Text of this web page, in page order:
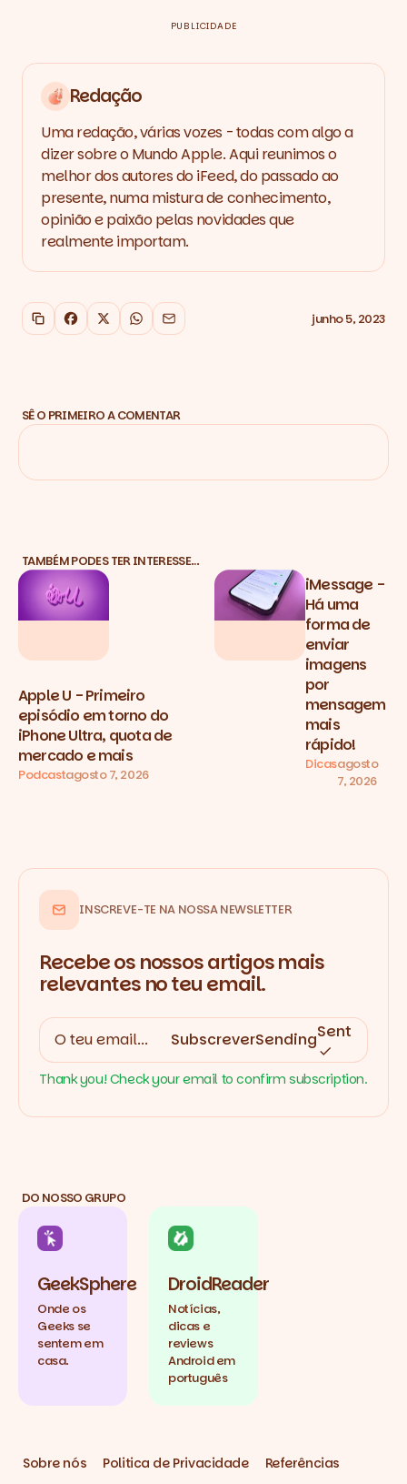
PUBLICIDADE
Redação
Uma redação, várias vozes - todas com algo a
dizer sobre o Mundo Apple. Aqui reunimos o
melhor dos autores do iFeed, do passado ao
presente, numa mistura de conhecimento,
opinião e paixão pelas novidades que
realmente importam.
Copiar link
Facebook
X WhatsApp
Email junho 5, 2023
SÊ O PRIMEIRO A COMENTAR
TAMBÉM PODES TER INTERESSE…
Apple U - Primeiro
episódio em torno do
iPhone Ultra, quota de
mercado e mais
Podcastagosto 7, 2026
iMessage -
Há uma
forma de
enviar
imagens
por
mensagem
mais
rápido!
Dicasagosto
7, 2026
INSCREVE-TE NA NOSSA NEWSLETTER
Recebe os nossos artigos mais
relevantes no teu email.
SubscreverSendingSent
Thank you! Check your email to confirm subscription.
DO NOSSO GRUPO
GeekSphere
Onde os
Geeks se
sentem em
casa.
DroidReader
Notícias,
dicas e
reviews
Android em
português
Sobre nós Politica de Privacidade
Referências